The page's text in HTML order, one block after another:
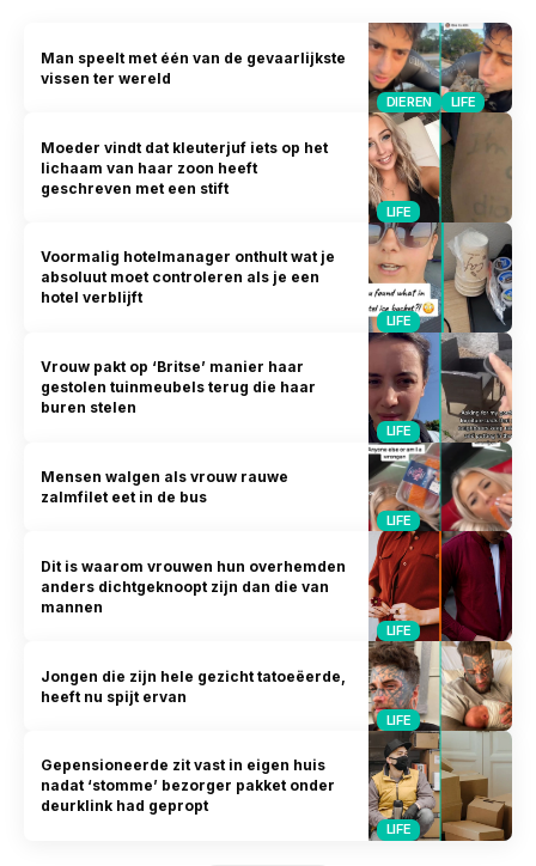
DIEREN LIFE
Man speelt met één van de gevaarlijkste
vissen ter wereld
LIFE
Moeder vindt dat kleuterjuf iets op het
lichaam van haar zoon heeft
geschreven met een stift
LIFE
Voormalig hotelmanager onthult wat je
absoluut moet controleren als je een
hotel verblijft
LIFE
Vrouw pakt op ‘Britse’ manier haar
gestolen tuinmeubels terug die haar
buren stelen
LIFE
Mensen walgen als vrouw rauwe
zalmfilet eet in de bus
LIFE
Dit is waarom vrouwen hun overhemden
anders dichtgeknoopt zijn dan die van
mannen
LIFE
Jongen die zijn hele gezicht tatoeëerde,
heeft nu spijt ervan
LIFE
Gepensioneerde zit vast in eigen huis
nadat ‘stomme’ bezorger pakket onder
deurklink had gepropt